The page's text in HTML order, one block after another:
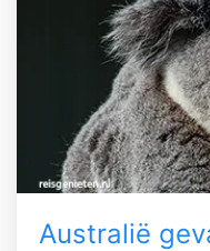
Australië